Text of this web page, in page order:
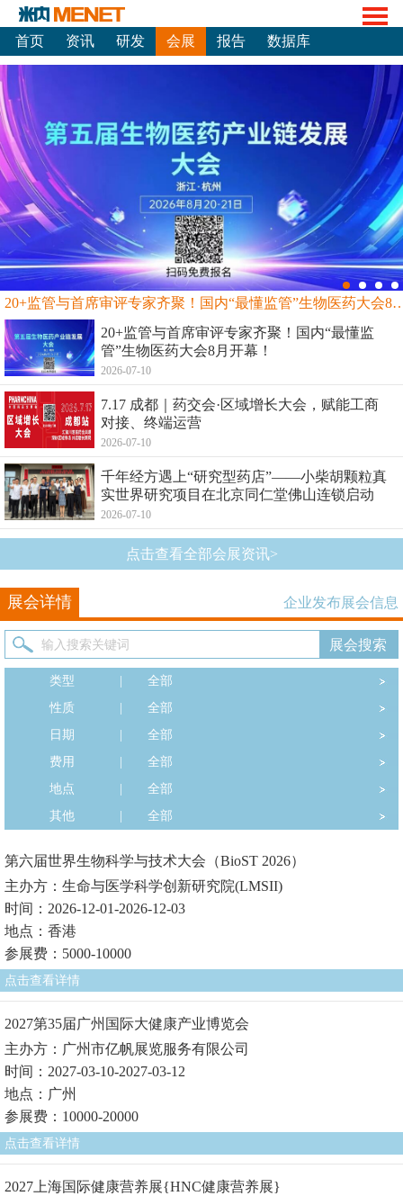
首页 资讯 研发 会展 报告 数据库
20+监管与首席审评专家齐聚！国内“最
20+监管与首席审评专家齐聚！国内“最懂监
管”生物医药大会8月开幕！
2026-07-10
7.17 成都｜药交会·区域增长大会，赋能工商
对接、终端运营
2026-07-10
千年经方遇上“研究型药店”——小柴胡颗粒真
实世界研究项目在北京同仁堂佛山连锁启动
2026-07-10
点击查看全部会展资讯>
展会详情 企业发布展会信息
类型
全部
性质
全部
日期
全部
费用
全部
地点
全部
其他
全部
第六届世界生物科学与技术大会（BioST 2026）
主办方：生命与医学科学创新研究院(LMSII)
时间：2026-12-01-2026-12-03
地点：香港
参展费：5000-10000
点击查看详情
2027第35届广州国际大健康产业博览会
主办方：广州市亿帆展览服务有限公司
时间：2027-03-10-2027-03-12
地点：广州
参展费：10000-20000
点击查看详情
2027上海国际健康营养展{HNC健康营养展}